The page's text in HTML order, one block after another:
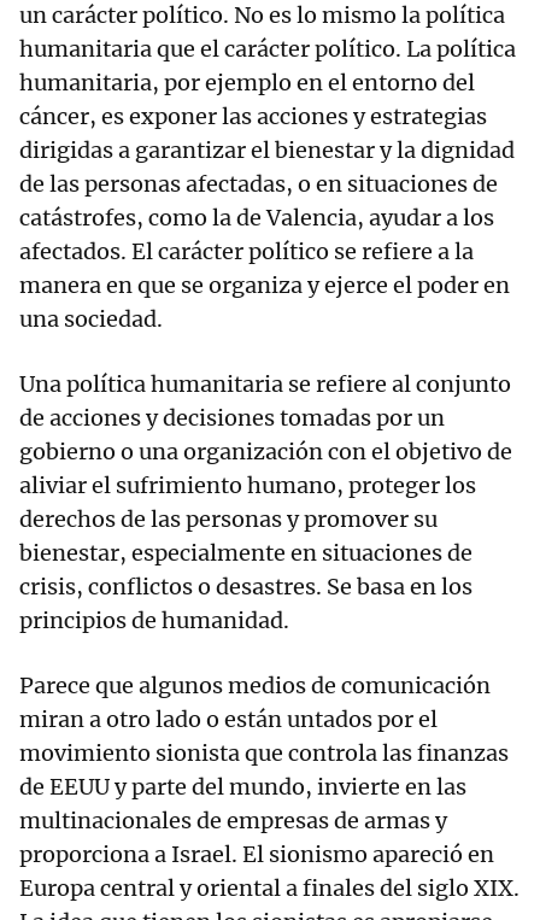
un carácter político. No es lo mismo la política
humanitaria que el carácter político. La política
humanitaria, por ejemplo en el entorno del
cáncer, es exponer las acciones y estrategias
dirigidas a garantizar el bienestar y la dignidad
de las personas afectadas, o en situaciones de
catástrofes, como la de Valencia, ayudar a los
afectados. El carácter político se refiere a la
manera en que se organiza y ejerce el poder en
una sociedad.
Una política humanitaria se refiere al conjunto
de acciones y decisiones tomadas por un
gobierno o una organización con el objetivo de
aliviar el sufrimiento humano, proteger los
derechos de las personas y promover su
bienestar, especialmente en situaciones de
crisis, conflictos o desastres. Se basa en los
principios de humanidad.
Parece que algunos medios de comunicación
miran a otro lado o están untados por el
movimiento sionista que controla las finanzas
de EEUU y parte del mundo, invierte en las
multinacionales de empresas de armas y
proporciona a Israel. El sionismo apareció en
Europa central y oriental a finales del siglo XIX.